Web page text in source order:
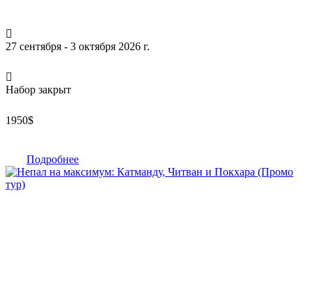
27 сентября - 3 октября 2026 г.
Набор закрыт
1950$
Подробнее